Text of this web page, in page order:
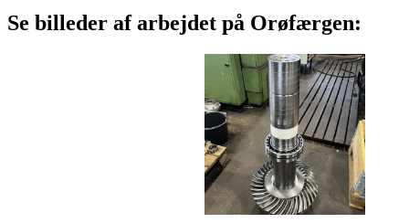
Se billeder af arbejdet på Orøfærgen: